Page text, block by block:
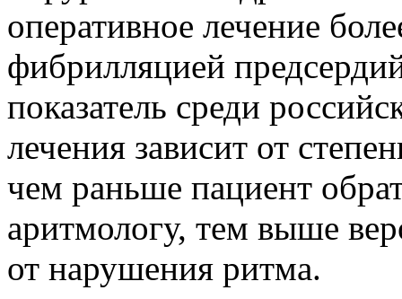
оперативное лечение
фибрилляцией
показатель среди
лечения зависит от
чем раньше пациент
аритмологу, тем выше
от нарушения ритма.